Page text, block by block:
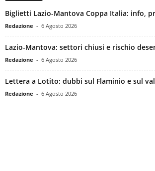
Biglietti Lazio-Mantova Coppa Italia: info,
Redazione - 6 Agosto 2026
Lazio-Mantova: settori chiusi e rischio
Redazione - 6 Agosto 2026
Lettera a Lotito: dubbi sul Flaminio e sul
Redazione - 6 Agosto 2026